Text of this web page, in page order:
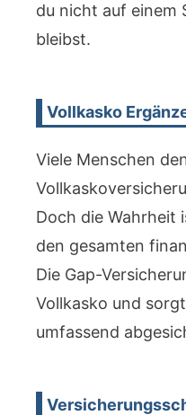
du nicht auf einem
bleibst.
Vollkasko
Viele Menschen
Doch die Wahrheit
den gesamten
Die Gap-
Vollkasko und
umfassend